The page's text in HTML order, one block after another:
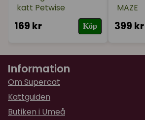
katt Petwise
169 kr Köp
MAZE
399 kr
Information
Om Supercat
Kattguiden
Butiken i Umeå